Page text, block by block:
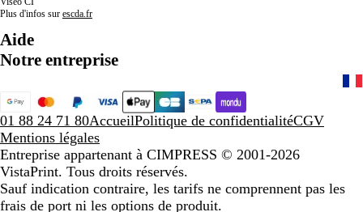
Plus d'infos sur escda.fr
Aide
Notre entreprise
01 88 24 71 80AccueilPolitique de confidentialitéCGV
Mentions légales
Entreprise appartenant à CIMPRESS © 2001-2026
VistaPrint. Tous droits réservés.
Sauf indication contraire, les tarifs ne comprennent pas les
frais de port ni les options de produit.